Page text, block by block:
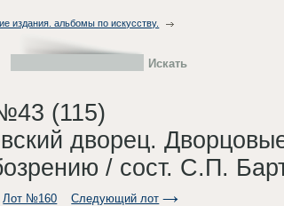
издания. альбомы по искусству.
(115)
дворец.
/ сост. С.П.
Лот №160 Следующий лот